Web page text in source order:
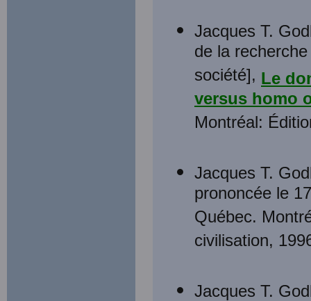
Jacques T.
de la
société], Le
versus homo
Montréal:
Jacques T.
prononcée le
Québec.
civilisation,
Jacques T.